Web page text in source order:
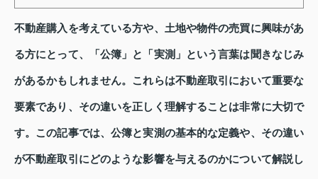
不動産購入を考えている方や、土地や物件の売買に興味があ
る方にとって、「公簿」と「実測」という言葉は聞きなじみ
があるかもしれません。これらは不動産取引において重要な
要素であり、その違いを正しく理解することは非常に大切で
す。この記事では、公簿と実測の基本的な定義や、その違い
が不動産取引にどのような影響を与えるのかについて解説し